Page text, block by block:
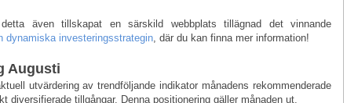
även tillskapat en särskild webbplats tillägnad det vinnande
dynamiska investeringsstrategin, där du kan finna mer information!
Augusti
utvärdering av trendföljande indikator månadens rekommenderade
diversifierade tillgångar. Denna positionering gäller månaden ut.